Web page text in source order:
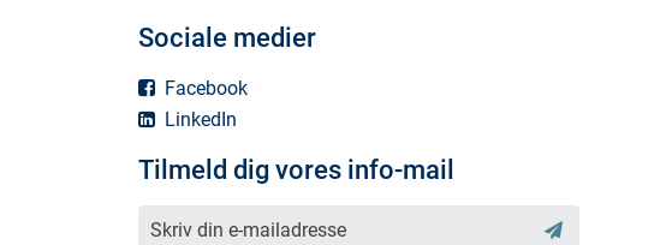
Sociale medier
Facebook
LinkedIn
Tilmeld dig vores info-mail